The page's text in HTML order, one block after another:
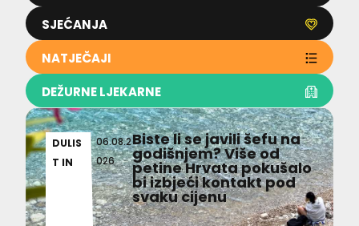
SJEĆANJA
NATJEČAJI
DEŽURNE LJEKARNE
DULIS
T IN
06.08.2
026
Biste li se javili šefu na
godišnjem? Više od
petine Hrvata pokušalo
bi izbjeći kontakt pod
svaku cijenu